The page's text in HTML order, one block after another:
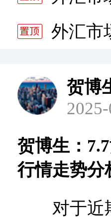
分析师
外汇市
贺博
贺博生：
行情走势分
对于近期